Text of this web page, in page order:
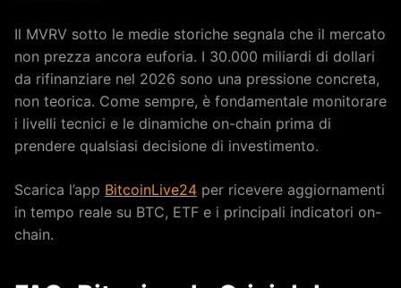
Il MVRV sotto le medie storiche segnala che il mercato
non prezza ancora euforia. I 30.000 miliardi di dollari
da rifinanziare nel 2026 sono una pressione concreta,
non teorica. Come sempre, è fondamentale monitorare
i livelli tecnici e le dinamiche on-chain prima di
prendere qualsiasi decisione di investimento.
Scarica l’app BitcoinLive24 per ricevere aggiornamenti
in tempo reale su BTC, ETF e i principali indicatori on-
chain.